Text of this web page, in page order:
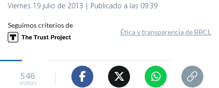
Viernes 19 julio de 2013 | Publicado a las 09:39
Seguimos criterios de
Ética y transparencia de BBCL
546
visitas